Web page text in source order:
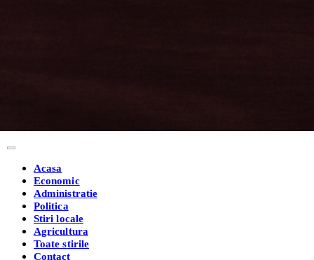
Acasa
Economic
Administratie
Politica
Stiri locale
Agricultura
Toate stirile
Contact